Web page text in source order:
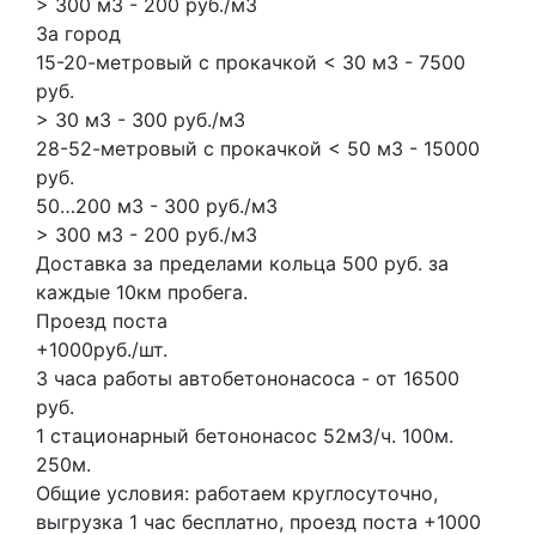
За город
15-20-метровый с прокачкой < 30 м3 - 7500
руб.
> 30 м3 - 300 руб./м3
28-52-метровый с прокачкой < 50 м3 - 15000
руб.
50…200 м3 - 300 руб./м3
> 300 м3 - 200 руб./м3
Доставка за пределами кольца 500 руб. за
каждые 10км пробега.
Проезд поста
+1000руб./шт.
3 часа работы автобетононасоса - от 16500
руб.
1 стационарный бетононасос 52м3/ч. 100м.
250м.
Общие условия: работаем круглосуточно,
выгрузка 1 час бесплатно, проезд поста +1000